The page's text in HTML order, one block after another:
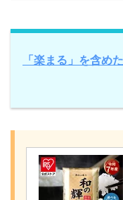
「楽まる」を含め